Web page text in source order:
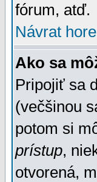
fórum, atď.
Návrat hore
Ako sa
Pripojiť sa
(večšinou
potom si
prístup,
otvorená,